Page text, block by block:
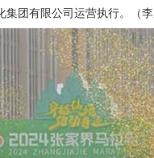
团有限公司运营执行。（李